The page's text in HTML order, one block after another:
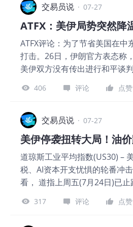
工率下降以及成品油供应不足
年在寻求新能源转型，
上周美国原油库存急剧下降。
油供应中断时对欧洲和亚洲
日均线。若价格能干净利落地
品种简报 图片 行情风云变幻
基金级的评价体系，仅需5秒
【EBC平台风险提示及免责条
财务、投资或其他建议。
交易员说 · 07-27
ATFX：美伊局势突然降
ATFX评论：为了节省美国在
打击。26日，伊朗官方表态称
美伊双方没有传出进行和平谈
幅降温，美原油WTI走势失去
美元/桶，跳空低开超3美元，
但尚未形成直接的原油供应端
具有标志性意义但实际效果不
霍尔木兹海峡的船只数量迅速
价格来说，船只通行霍尔木兹
木兹海峡偏离伊朗指定航线的
者美国指定的航线行驶的话，
克是中东地区的石油出口大国
况。从上图可以看出，沙特
406 评论 点赞
交易员说 · 07-27
美伊停袭扭转大局！油
道琼斯工业平均指数(US30) –
税、AI资本开支忧惧的轮番冲
看， 道指上周五(7月24日)已
时更具韧性，并联合6月中、
指并未出现“深切式”剧烈调整
317 评论 点赞